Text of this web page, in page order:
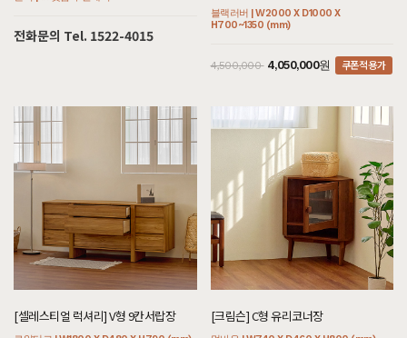
[[블랙러버] BA형 장식장]
8월 3일 서울 동작 김**고객님 주문제작 설치후기입니다
[[커린] 리움 C형 책상/테이블 : 플라워블루]
[[까사] P형 책상/테이블]
8월 3일 제주 오도길 김**고객님 설치후기입니다
[[까사] F형 2단협탁]
8월 1일 제주 서귀포 이**고객님 설치후기입니다
[[블랙러버] ER형 거실장]
8월 1일 제주 서귀포 이**고객님 설치후기입니다
[[어썸멜로] M형 슬라이드거실장 마호가니컬러]
전화문의 Tel. 1522-4015
블랙러버 | W2000 X D1000 X
H700~1350 (mm)
4,500,000 4,050,000원 쿠폰적용가
[셀레스티얼 럭셔리] V형 9칸서랍장 [크림슨] C형 유리코너장